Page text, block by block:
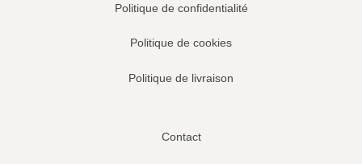
Contact
Politique de confidentialité
Politique de cookies
Politique de livraison